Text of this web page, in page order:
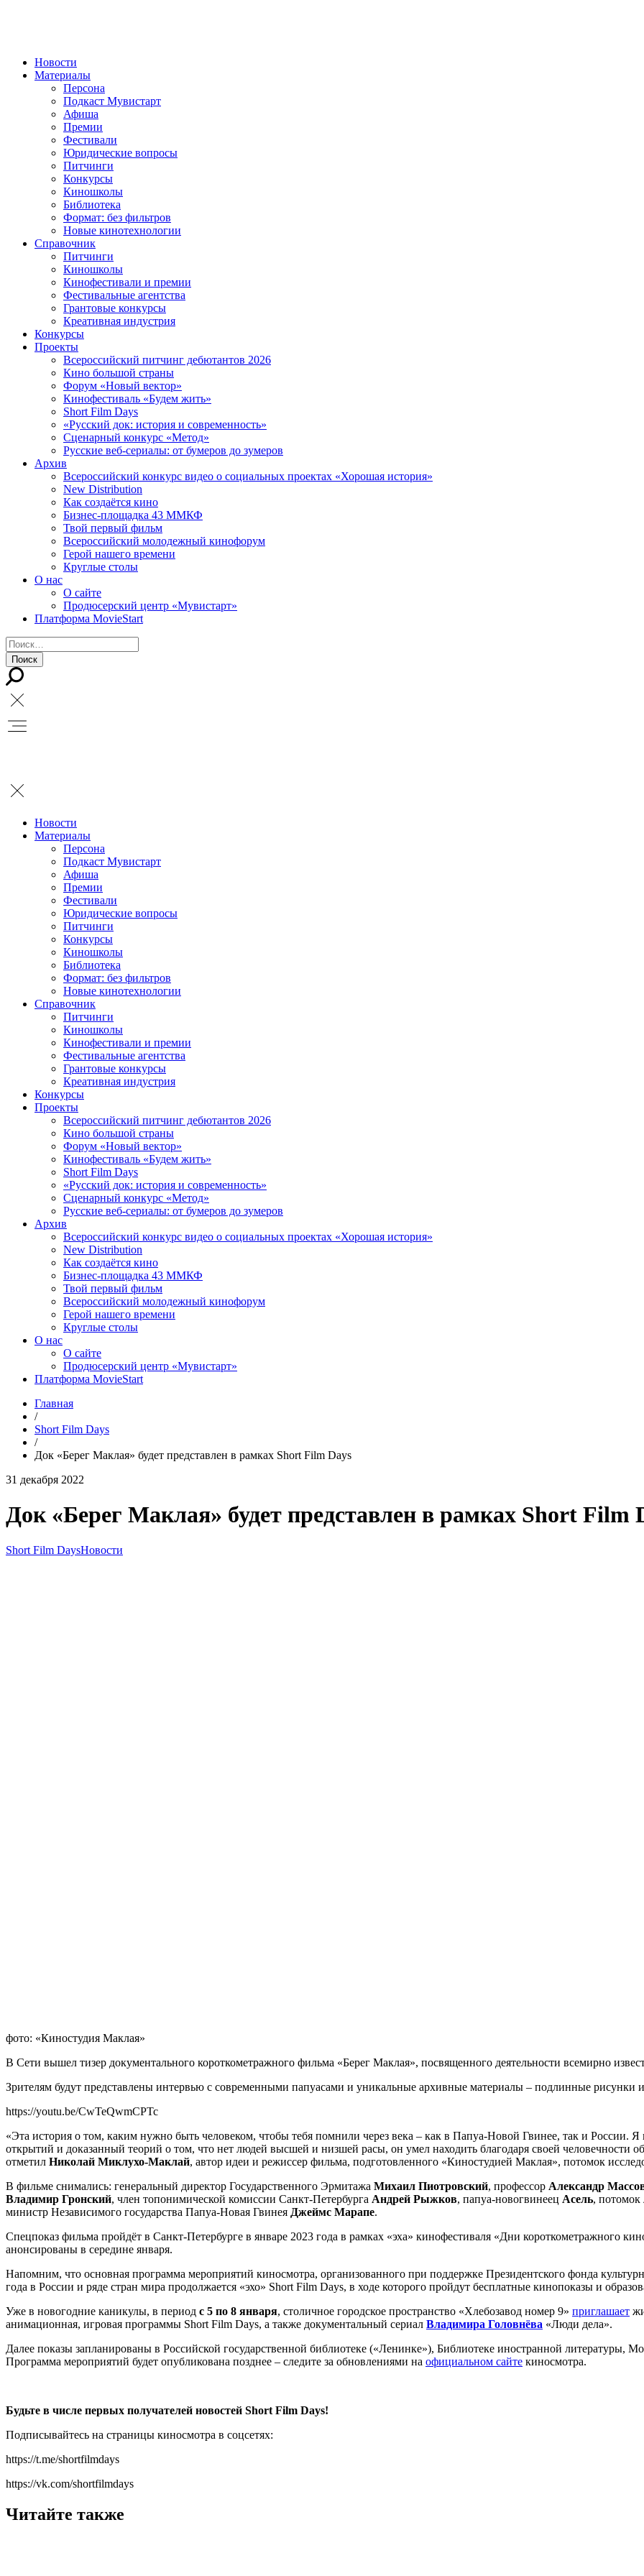
Новости
Материалы
Персона
Подкаст Мувистарт
Афиша
Премии
Фестивали
Юридические вопросы
Питчинги
Конкурсы
Киношколы
Библиотека
Формат: без фильтров
Новые кинотехнологии
Справочник
Питчинги
Киношколы
Кинофестивали и премии
Фестивальные агентства
Грантовые конкурсы
Креативная индустрия
Конкурсы
Проекты
Всероссийский питчинг дебютантов 2026
Кино большой страны
Форум «Новый вектор»
Кинофестиваль «Будем жить»
Short Film Days
«Русский док: история и современность»
Сценарный конкурс «Метод»
Русские веб-сериалы: от бумеров до зумеров
Архив
Всероссийский конкурс видео о социальных проектах «Хорошая история»
New Distribution
Как создаётся кино
Бизнес-площадка 43 ММКФ
Твой первый фильм
Всероссийский молодежный кинофорум
Герой нашего времени
Круглые столы
О нас
О сайте
Продюсерский центр «Мувистарт»
Платформа MovieStart
Новости
Материалы
Персона
Подкаст Мувистарт
Афиша
Премии
Фестивали
Юридические вопросы
Питчинги
Конкурсы
Киношколы
Библиотека
Формат: без фильтров
Новые кинотехнологии
Справочник
Питчинги
Киношколы
Кинофестивали и премии
Фестивальные агентства
Грантовые конкурсы
Креативная индустрия
Конкурсы
Проекты
Всероссийский питчинг дебютантов 2026
Кино большой страны
Форум «Новый вектор»
Кинофестиваль «Будем жить»
Short Film Days
«Русский док: история и современность»
Сценарный конкурс «Метод»
Русские веб-сериалы: от бумеров до зумеров
Архив
Всероссийский конкурс видео о социальных проектах «Хорошая история»
New Distribution
Как создаётся кино
Бизнес-площадка 43 ММКФ
Твой первый фильм
Всероссийский молодежный кинофорум
Герой нашего времени
Круглые столы
О нас
О сайте
Продюсерский центр «Мувистарт»
Платформа MovieStart
Главная
/
Short Film Days
/
Док «Берег Маклая» будет представлен в рамках Short Film Days
31 декабря 2022
Док «Берег Маклая» будет представлен в рамках Short Film
Short Film DaysНовости
фото: «Киностудия Маклая»
В Сети вышел тизер документального короткометражного фильма «Берег Маклая», посвященного деятельности всемирно
Зрителям будут представлены интервью с современными папуасами и уникальные архивные материалы – подлинные рисунки
https://youtu.be/CwTeQwmCPTc
«Эта история о том, каким нужно быть человеком, чтобы тебя помнили через века – как в Папуа-Новой Гвинее, так и России.
открытий и доказанный теорий о том, что нет людей высшей и низшей расы, он умел находить благодаря своей человечности
отметил Николай Миклухо-Маклай, автор идеи и режиссер фильма, подготовленного «Киностудией Маклая», потомок
В фильме снимались: генеральный директор Государственного Эрмитажа Михаил Пиотровский, профессор Александр
Владимир Гронский, член топонимической комиссии Санкт-Петербурга Андрей Рыжков, папуа-новогвинеец Асель, потомок
министр Независимого государства Папуа-Новая Гвинея Джеймс Марапе.
Спецпоказ фильма пройдёт в Санкт-Петербурге в январе 2023 года в рамках «эха» кинофестиваля «Дни короткометражного
анонсированы в середине января.
Напомним, что основная программа мероприятий киносмотра, организованного при поддержке Президентского фонда
года в России и ряде стран мира продолжается «эхо» Short Film Days, в ходе которого пройдут бесплатные кинопоказы и
Уже в новогодние каникулы, в период с 5 по 8 января, столичное городское пространство «Хлебозавод номер 9» приглашает
анимационная, игровая программы Short Film Days, а также документальный сериал Владимира Головнёва «Люди дела».
Далее показы запланированы в Российской государственной библиотеке («Ленинке»), Библиотеке иностранной литературы,
Программа мероприятий будет опубликована позднее – следите за обновлениями на официальном сайте киносмотра.
Будьте в числе первых получателей новостей Short Film Days!
Подписывайтесь на страницы киносмотра в соцсетях:
https://t.me/shortfilmdays
https://vk.com/shortfilmdays
Читайте также